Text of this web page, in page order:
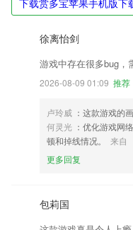
下载赏多宝苹果手机版
徐离怡剑
游戏中存在很多bug，
2026-08-09 01:09 推荐
卢玲威 ：这款游戏的
何灵光 ：优化游戏网
顿和掉线情况。
来自
更多回复
包莉国